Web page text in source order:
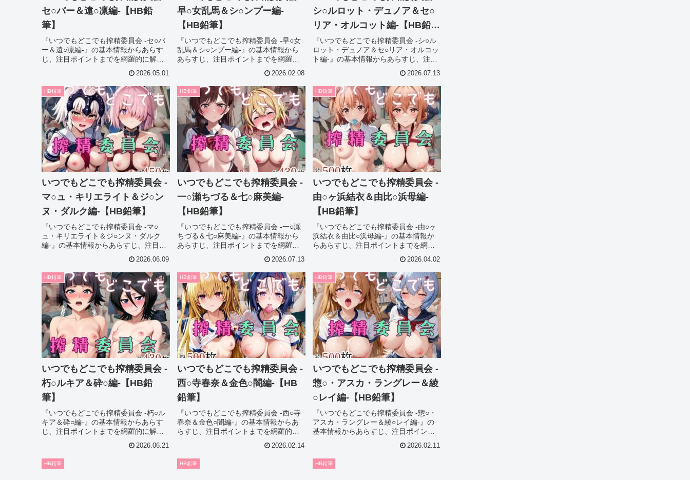
セ○バー＆遠○凛編-【HB鉛
筆】
『いつでもどこでも搾精委員会 -セ○バ
ー＆遠○凛編-』の基本情報からあらす
じ、注目ポイントまでを網羅的に解
をしっかり把握できる内容になってお
り、購入前のチェックにも役立ちま
す。
2026.05.01
早○女乱馬＆シ○ンプー編-
【HB鉛筆】
『いつでもどこでも搾精委員会 -早○女
乱馬＆シ○ンプー編-』の基本情報から
あらすじ、注目ポイントまでを網羅的
魅力をしっかり把握できる内容になっ
ており、購入前のチェックにも役立ち
ます。
2026.02.08
シ○ルロット・デュノア＆セ○
リア・オルコット編-【HB鉛
筆】
『いつでもどこでも搾精委員会 -シ○ル
ロット・デュノア＆セ○リア・オルコッ
ト編-』の基本情報からあらすじ、注目
びで迷っている方でも魅力をしっかり
把握できる内容になっており、購入前
のチェックにも役立ちます。
2026.07.13
HB鉛筆
いつでもどこでも搾精委員会 -
マ○ュ・キリエライト＆ジ○ン
ヌ・ダルク編-【HB鉛筆】
『いつでもどこでも搾精委員会 -マ○
ュ・キリエライト＆ジ○ンヌ・ダルク
編-』の基本情報からあらすじ、注目ポ
イントまでを網羅的に解説。作品選び
で迷っている方でも魅力をしっかり把
握できる内容になっており、購入前の
チェックにも役立ちます。
2026.06.09
HB鉛筆
いつでもどこでも搾精委員会 -
一○瀬ちづる＆七○麻美編-
【HB鉛筆】
『いつでもどこでも搾精委員会 -一○瀬
ちづる＆七○麻美編-』の基本情報から
あらすじ、注目ポイントまでを網羅的
に解説。作品選びで迷っている方でも
魅力をしっかり把握できる内容になっ
ており、購入前のチェックにも役立ち
ます。
2026.07.13
HB鉛筆
いつでもどこでも搾精委員会 -
由○ヶ浜結衣＆由比○浜母編-
【HB鉛筆】
『いつでもどこでも搾精委員会 -由○ヶ
浜結衣＆由比○浜母編-』の基本情報か
らあらすじ、注目ポイントまでを網羅
的に解説。作品選びで迷っている方で
も魅力をしっかり把握できる内容にな
っており、購入前のチェックにも役立
ちます。
2026.04.02
HB鉛筆
いつでもどこでも搾精委員会 -
朽○ルキア＆砕○編-【HB鉛
筆】
『いつでもどこでも搾精委員会 -朽○ル
キア＆砕○編-』の基本情報からあらす
じ、注目ポイントまでを網羅的に解
説。作品選びで迷っている方でも魅力
をしっかり把握できる内容になってお
り、購入前のチェックにも役立ちま
す。
2026.06.21
HB鉛筆
いつでもどこでも搾精委員会 -
西○寺春奈＆金色○闇編-【HB
鉛筆】
『いつでもどこでも搾精委員会 -西○寺
春奈＆金色○闇編-』の基本情報からあ
らすじ、注目ポイントまでを網羅的に
解説。作品選びで迷っている方でも魅
力をしっかり把握できる内容になって
おり、購入前のチェックにも役立ちま
す。
2026.02.14
HB鉛筆
いつでもどこでも搾精委員会 -
惣○・アスカ・ラングレー＆綾
○レイ編-【HB鉛筆】
『いつでもどこでも搾精委員会 -惣○・
アスカ・ラングレー＆綾○レイ編-』の
基本情報からあらすじ、注目ポイント
までを網羅的に解説。作品選びで迷っ
ている方でも魅力をしっかり把握でき
る内容になっており、購入前のチェッ
クにも役立ちます。
2026.02.11
HB鉛筆 HB鉛筆 HB鉛筆